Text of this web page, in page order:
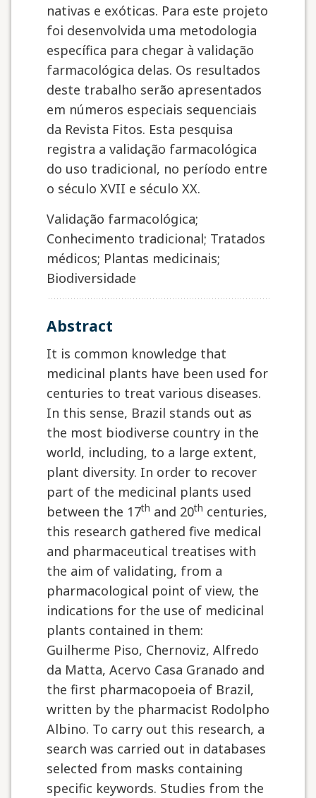
nativas e exóticas. Para este projeto
foi desenvolvida uma metodologia
específica para chegar à validação
farmacológica delas. Os resultados
deste trabalho serão apresentados
em números especiais sequenciais
da Revista Fitos. Esta pesquisa
registra a validação farmacológica
do uso tradicional, no período entre
o século XVII e século XX.
Validação farmacológica;
Conhecimento tradicional; Tratados
médicos; Plantas medicinais;
Biodiversidade
abstract
It is common knowledge that
medicinal plants have been used for
centuries to treat various diseases.
In this sense, Brazil stands out as
the most biodiverse country in the
world, including, to a large extent,
plant diversity. In order to recover
part of the medicinal plants used
between the 17th and 20th centuries,
this research gathered five medical
and pharmaceutical treatises with
the aim of validating, from a
pharmacological point of view, the
indications for the use of medicinal
plants contained in them:
Guilherme Piso, Chernoviz, Alfredo
da Matta, Acervo Casa Granado and
the first pharmacopoeia of Brazil,
written by the pharmacist Rodolpho
Albino. To carry out this research, a
search was carried out in databases
selected from masks containing
specific keywords. Studies from the